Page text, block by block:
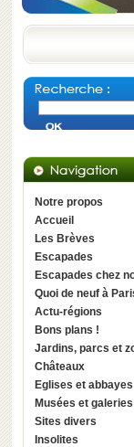
Notre propos
Accueil
Les Brèves
Escapades
Quoi de neuf à
Actu-régions
Bons plans !
Jardins, parcs et
Châteaux
Eglises et abbayes
Musées et galeries
Sites divers
Insolites